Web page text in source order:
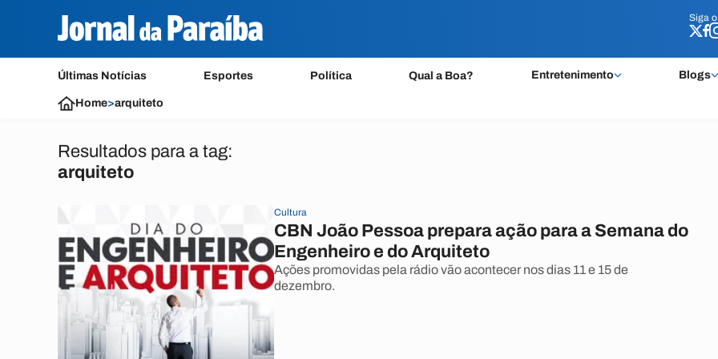
Siga o
Últimas Notícias Esportes Política Qual a Boa? Entretenimento Blogs
Siga o
Home>arquiteto
Resultados para a tag:
arquiteto
Cultura
CBN João Pessoa prepara ação para a Semana do
Engenheiro e do Arquiteto
Ações promovidas pela rádio vão acontecer nos dias 11 e 15 de
dezembro.